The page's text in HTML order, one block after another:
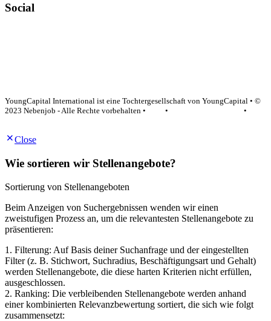
Social
YoungCapital International ist eine Tochtergesellschaft von YoungCapital • ©
2023 Nebenjob - Alle Rechte vorbehalten •
•
•
Close
Wie sortieren wir Stellenangebote?
Sortierung von Stellenangeboten
Beim Anzeigen von Suchergebnissen wenden wir einen
zweistufigen Prozess an, um die relevantesten Stellenangebote zu
präsentieren:
1. Filterung: Auf Basis deiner Suchanfrage und der eingestellten
Filter (z. B. Stichwort, Suchradius, Beschäftigungsart und Gehalt)
werden Stellenangebote, die diese harten Kriterien nicht erfüllen,
ausgeschlossen.
2. Ranking: Die verbleibenden Stellenangebote werden anhand
einer kombinierten Relevanzbewertung sortiert, die sich wie folgt
zusammensetzt: